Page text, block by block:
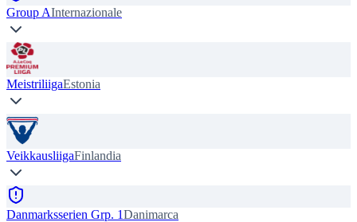
Group AInternazionale
MeistriliigaEstonia
VeikkausliigaFinlandia
Danmarksserien Grp. 1Danimarca